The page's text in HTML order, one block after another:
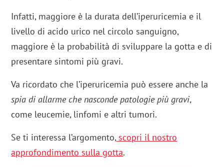
Infatti, maggiore è la durata dell’iperuricemia e il
livello di acido urico nel circolo sanguigno,
maggiore è la probabilità di sviluppare la gotta e di
presentare sintomi più gravi.
Va ricordato che l’iperuricemia può essere anche la
spia di allarme che nasconde patologie più gravi,
come leucemie, linfomi e altri tumori.
Se ti interessa l’argomento,scopri il nostro
approfondimento sulla gotta.